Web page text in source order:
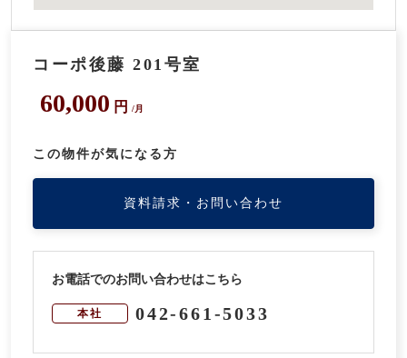
コーポ後藤 201号室
60,000 円 /月
この物件が気になる方
資料請求・お問い合わせ
お電話でのお問い合わせはこちら
本社 042-661-5033